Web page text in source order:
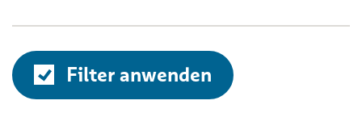
Filter anwenden